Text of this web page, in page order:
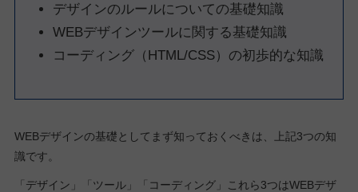
デザインのルールについての基礎知識
WEBデザインツールに関する基礎知識
コーディング（HTML/CSS）の初歩的な知識
WEBデザインの基礎としてまず知っておくべきは、上記3つの知
識です。
「デザイン」「ツール」「コーディング」これら3つはWEBデザ